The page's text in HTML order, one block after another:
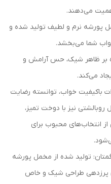
می‌دهند.
پورشه نرم و لطیف تولید شده و
شما می‌بخشد.
بر ظاهر شیک، حس آرامش و
می‌کند.
باکیفیت خواب، توانسته رضایت
نیز با دوخت تمیز،
از انتخاب‌های محبوب برای
تولید شده از مخمل پورشه
پرزدهی طراحی شیک و خاص